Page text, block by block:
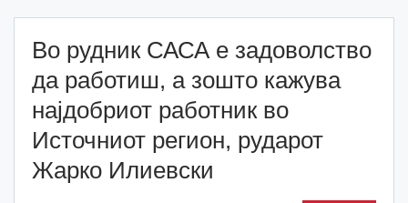
Во рудник САСА е задоволство
да работиш, а зошто кажува
најдобриот работник во
Источниот регион, рударот
Жарко Илиевски